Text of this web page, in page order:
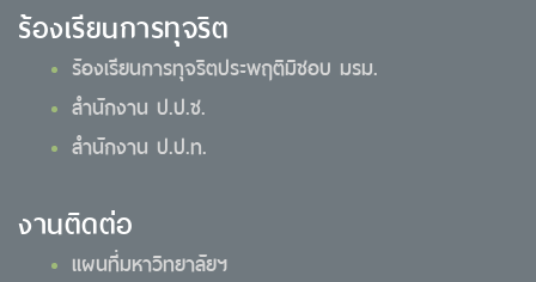
ร้องเรียนการทุจริต
ร้องเรียนการทุจริตประพฤติมิชอบ มรม.
สำนักงาน ป.ป.ช.
สำนักงาน ป.ป.ท.
งานติดต่อ
แผนที่มหาวิทยาลัยฯ